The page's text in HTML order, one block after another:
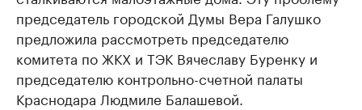
председатель городской Думы Вера Галушко
предложила рассмотреть председателю
комитета по ЖКХ и ТЭК Вячеславу Буренку и
председателю контрольно-счетной палаты
Краснодара Людмиле Балашевой.